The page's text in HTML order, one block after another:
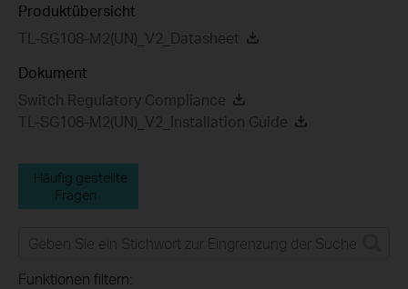
Produktübersicht
TL-SG108-M2(UN)_V2_Datasheet
Dokument
Switch Regulatory Compliance
TL-SG108-M2(UN)_V2_Installation Guide
Häufig gestellte
Fragen
Funktionen filtern: